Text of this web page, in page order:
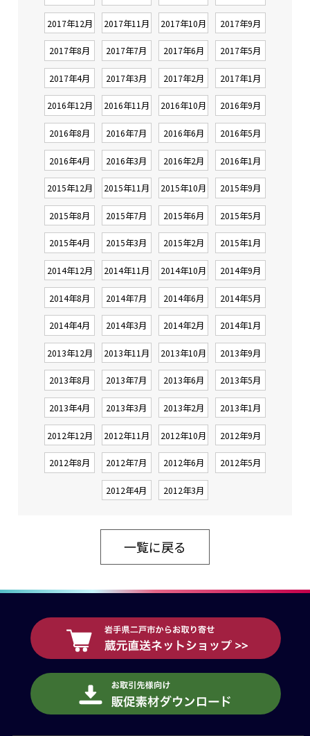
2017年12月 2017年11月 2017年10月 2017年9月
2017年8月 2017年7月 2017年6月 2017年5月
2017年4月 2017年3月 2017年2月 2017年1月
2016年12月 2016年11月 2016年10月 2016年9月
2016年8月 2016年7月 2016年6月 2016年5月
2016年4月 2016年3月 2016年2月 2016年1月
2015年12月 2015年11月 2015年10月 2015年9月
2015年8月 2015年7月 2015年6月 2015年5月
2015年4月 2015年3月 2015年2月 2015年1月
2014年12月 2014年11月 2014年10月 2014年9月
2014年8月 2014年7月 2014年6月 2014年5月
2014年4月 2014年3月 2014年2月 2014年1月
2013年12月 2013年11月 2013年10月 2013年9月
2013年8月 2013年7月 2013年6月 2013年5月
2013年4月 2013年3月 2013年2月 2013年1月
2012年12月 2012年11月 2012年10月 2012年9月
2012年8月 2012年7月 2012年6月 2012年5月
2012年4月 2012年3月
一覧に戻る